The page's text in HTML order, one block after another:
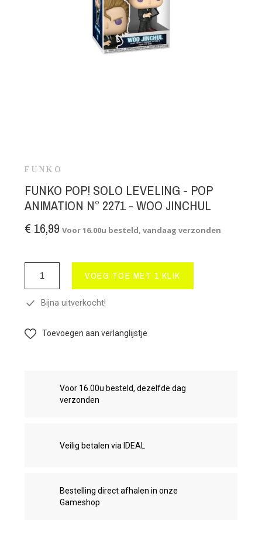
FUNKO
FUNKO POP! SOLO LEVELING - POP
ANIMATION N° 2271 - WOO JINCHUL
€ 16,99 Voor 16.00u besteld, vandaag verzonden
VOEG TOE MET 1 KLIK
Bijna uitverkocht!
Toevoegen aan verlanglijstje
Voor 16.00u besteld, dezelfde dag
verzonden
Veilig betalen via IDEAL
Bestelling direct afhalen in onze
Gameshop